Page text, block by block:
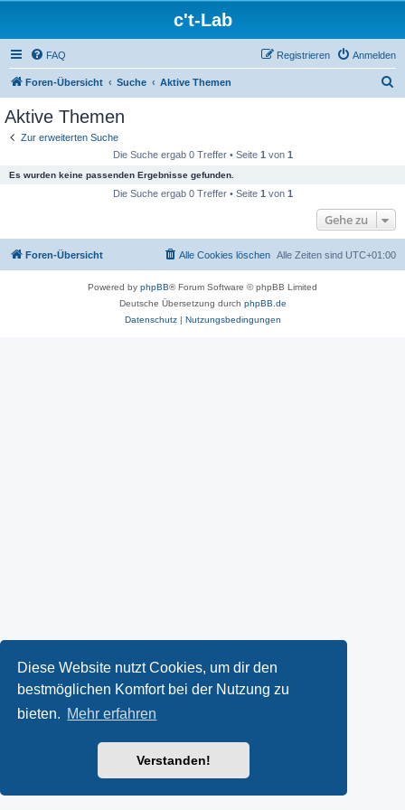
Diese Website nutzt Cookies, um dir den
bestmöglichen Komfort bei der Nutzung zu
bieten. Mehr erfahren
Verstanden!
c't-Lab
FAQ Anmelden
Registrieren
Foren-Übersicht Suche Aktive Themen
Aktive Themen
Zur erweiterten Suche
Die Suche ergab 0 Treffer • Seite 1 von 1
Es wurden keine passenden Ergebnisse gefunden.
Die Suche ergab 0 Treffer • Seite 1 von 1
Gehe zu
Foren-Übersicht Alle Zeiten sind UTC+01:00
Alle Cookies löschen
Powered by phpBB® Forum Software © phpBB Limited
Deutsche Übersetzung durch phpBB.de
Datenschutz| Nutzungsbedingungen